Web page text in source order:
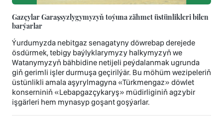
Gazçylar Garaşsyzlygymyzyň toýuna zähmet üstünlikleri bilen
barýarlar
Ýurdumyzda nebitgaz senagatyny döwrebap derejede
ösdürmek, tebigy baýlyklarymyzy halkymyzyň we
Watanymyzyň bähbidine netijeli peýdalanmak ugrunda
giň gerimli işler durmuşa geçirilýär. Bu möhüm wezipeleriň
üstünlikli amala aşyrylmagyna «Türkmengaz» döwlet
konserniniň «Lebapgazçykaryş» müdirliginiň agzybir
işgärleri hem mynasyp goşant goşýarlar.